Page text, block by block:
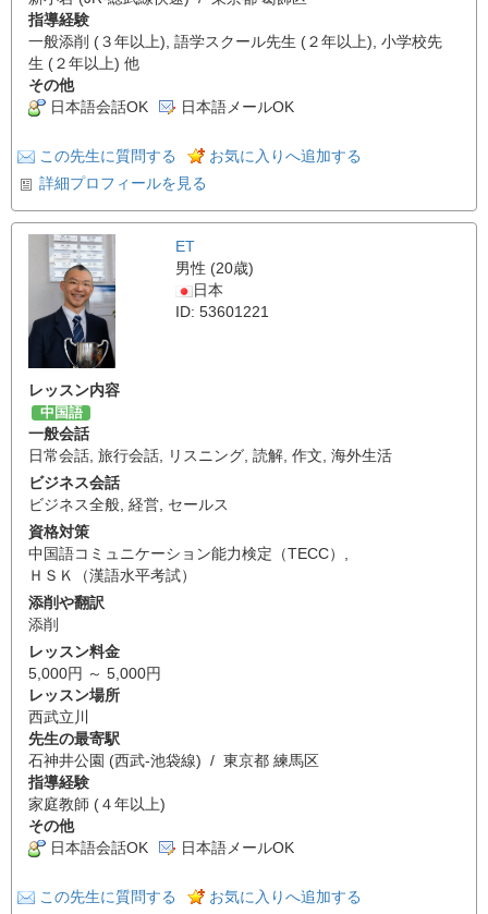
指導経験
一般添削 (３年以上), 語学スクール先生 (２年以上), 小学校先
生 (２年以上) 他
その他
日本語会話OK
日本語メールOK
この先生に質問する
お気に入りへ追加する
詳細プロフィールを見る
ET
男性 (20歳)
日本
ID: 53601221
レッスン内容
中国語
一般会話
日常会話 旅行会話 リスニング 読解 作文 海外生活
ビジネス会話
ビジネス全般 経営 セールス
資格対策
中国語コミュニケーション能力検定（TECC）
ＨＳＫ（漢語水平考試）
添削や翻訳
添削
レッスン料金
5,000円 ～ 5,000円
レッスン場所
西武立川
先生の最寄駅
石神井公園 (西武-池袋線) / 東京都 練馬区
指導経験
家庭教師 (４年以上)
その他
日本語会話OK
日本語メールOK
この先生に質問する
お気に入りへ追加する